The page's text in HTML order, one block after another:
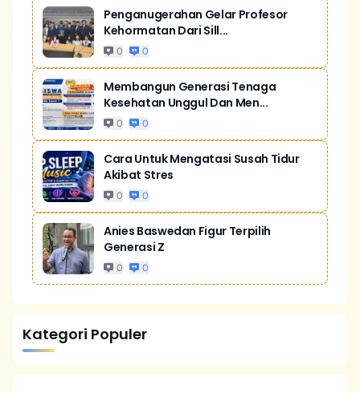
Penganugerahan Gelar Profesor
Kehormatan Dari Sill...
0 0
Membangun Generasi Tenaga
Kesehatan Unggul Dan Men...
0 0
Cara Untuk Mengatasi Susah Tidur
Akibat Stres
0 0
Anies Baswedan Figur Terpilih
Generasi Z
0 0
Kategori Populer